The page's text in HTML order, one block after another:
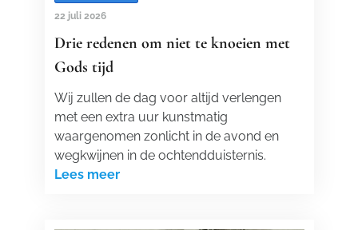
22 juli 2026
Drie redenen om niet te knoeien met
Gods tijd
Wij zullen de dag voor altijd verlengen
met een extra uur kunstmatig
waargenomen zonlicht in de avond en
wegkwijnen in de ochtendduisternis.
Lees meer